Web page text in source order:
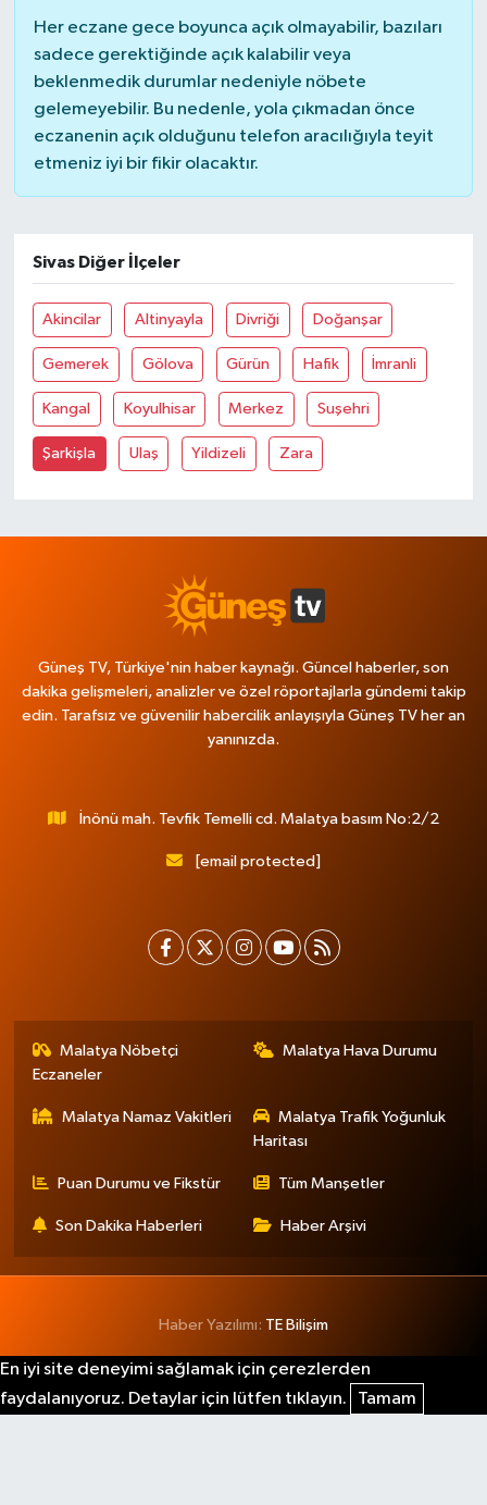
Her eczane gece boyunca açık olmayabilir, bazıları
sadece gerektiğinde açık kalabilir veya
beklenmedik durumlar nedeniyle nöbete
gelemeyebilir. Bu nedenle, yola çıkmadan önce
eczanenin açık olduğunu telefon aracılığıyla teyit
etmeniz iyi bir fikir olacaktır.
Sivas Diğer İlçeler
Akincilar Altinyayla Divriği Doğanşar
Gemerek Gölova Gürün Hafik İmranli
Kangal Koyulhisar Merkez Suşehri
Şarkişla Ulaş Yildizeli Zara
Güneş TV, Türkiye'nin haber kaynağı. Güncel haberler, son
dakika gelişmeleri, analizler ve özel röportajlarla gündemi takip
edin. Tarafsız ve güvenilir habercilik anlayışıyla Güneş TV her an
yanınızda.
İnönü mah. Tevfik Temelli cd. Malatya basım No:2/2
[email protected]
Malatya Nöbetçi
Eczaneler
Malatya Hava Durumu
Malatya Namaz Vakitleri
Malatya Trafik Yoğunluk
Haritası
Puan Durumu ve Fikstür Tüm Manşetler
Son Dakika Haberleri Haber Arşivi
Haber Yazılımı: TE Bilişim
En iyi site deneyimi sağlamak için çerezlerden
faydalanıyoruz. Detaylar için lütfen tıklayın.
Tamam